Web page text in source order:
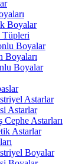
Boyalar
Tüpleri
Boyalar
Boyaları
Boyalar
Astarlar
Astarlar
Cephe Astarları
Astarlar
Boyalar